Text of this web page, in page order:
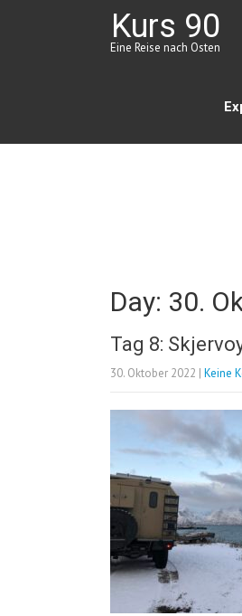
Kurs 90
Eine Reise nach Osten
Day: 30.
Tag 8:
30. Oktober 2022 | Keine